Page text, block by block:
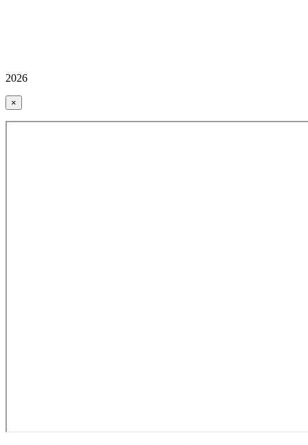
2026
×